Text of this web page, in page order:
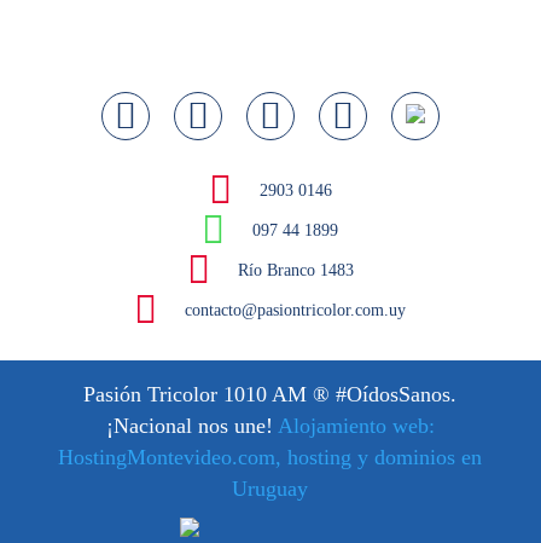
2903 0146
097 44 1899
Río Branco 1483
contacto@pasiontricolor.com.uy
Pasión Tricolor 1010 AM ® #OídosSanos.
¡Nacional nos une! Alojamiento web:
HostingMontevideo.com, hosting y dominios en
Uruguay